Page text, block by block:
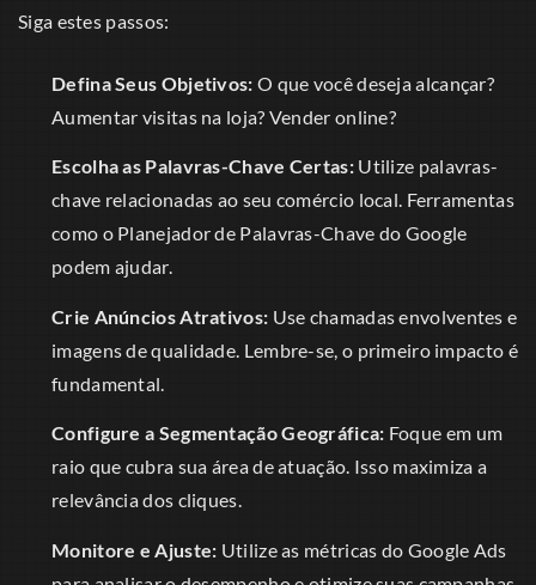
Siga estes passos:
Defina Seus Objetivos: O que você deseja alcançar?
Aumentar visitas na loja? Vender online?
Escolha as Palavras-Chave Certas:Utilize palavras-
chave relacionadas ao seu comércio local. Ferramentas
como o Planejador de Palavras-Chave do Google
podem ajudar.
Crie Anúncios Atrativos: Use chamadas envolventes e
imagens de qualidade. Lembre-se, o primeiro impacto é
fundamental.
Configure a Segmentação Geográfica: Foque em um
raio que cubra sua área de atuação. Isso maximiza a
relevância dos cliques.
Monitore e Ajuste: Utilize as métricas do Google Ads